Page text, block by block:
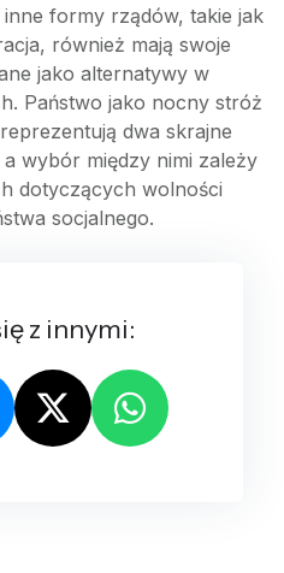
formy rządów, takie jak
również mają swoje
jako alternatywy w
Państwo jako nocny stróż
dwa skrajne
wybór między nimi zależy
dotyczących wolności
socjalnego.
z innymi: